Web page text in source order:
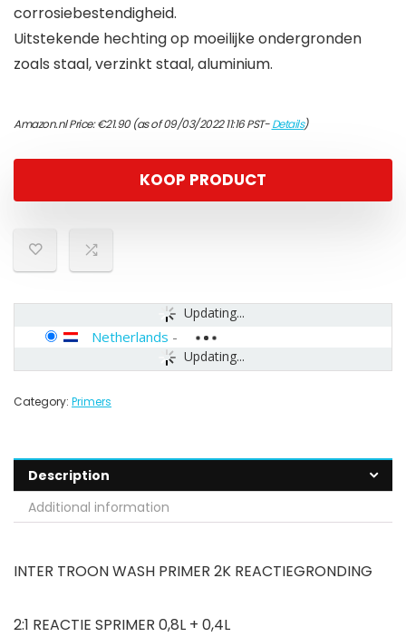
corrosiebestendigheid.
Uitstekende hechting op moeilijke ondergronden
zoals staal, verzinkt staal, aluminium.
Amazon.nl Price:€21.90(as of 09/03/2022 11:16 PST-Details)
KOOP PRODUCT
Updating...
Updating...
Netherlands -
Category: Primers
Description
Additional information
INTER TROON WASH PRIMER 2K REACTIEGRONDING
2:1 REACTIE SPRIMER 0,8L + 0,4L